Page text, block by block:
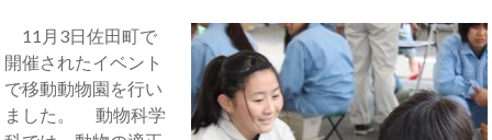
11月3日佐田町で
開催されたイベント
で移動動物園を行い
ました。 動物科学